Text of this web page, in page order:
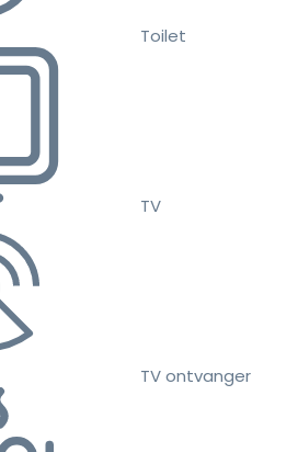
Toilet
TV
TV ontvanger